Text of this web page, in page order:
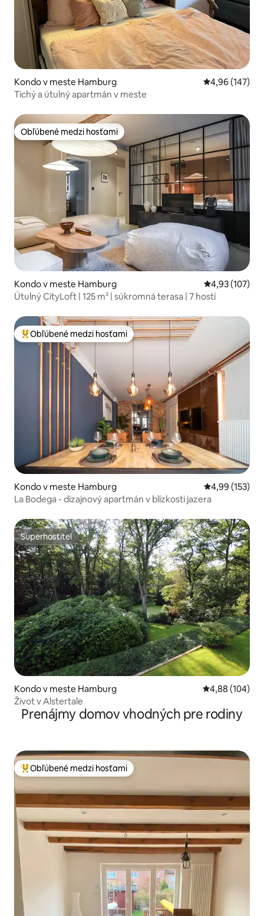
Kondo v meste Hamburg Priemerné
4,96 (147)
Tichý a útulný apartmán v meste
Obľúbené medzi hosťami
Obľúbené medzi hosťami
Kondo v meste Hamburg Priemerné
4,93 (107)
Útulný CityLoft | 125 m² | súkromná terasa | 7 hostí
Najobľúbenejšie medzi hosťami
Obľúbené medzi hosťami
Kondo v meste Hamburg Priemerné
4,99 (153)
La Bodega - dizajnový apartmán v blízkosti jazera
Superhostiteľ
Superhostiteľ
Kondo v meste Hamburg Priemerné
4,88 (104)
Život v Alstertale
Prenájmy domov vhodných pre rodiny
Najobľúbenejšie medzi hosťami
Obľúbené medzi hosťami